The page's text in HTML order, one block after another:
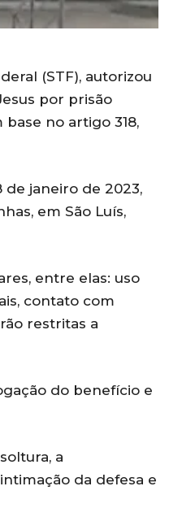
(STF), autorizou
por prisão
no artigo 318,
janeiro de 2023,
em São Luís,
entre elas: uso
contato com
restritas a
do benefício e
a
da defesa e